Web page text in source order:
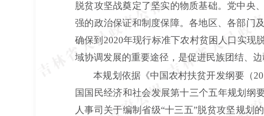
脱贫攻坚战奠定了坚实的物质基础。党中央
强的政治保证和制度保障。各地区、各部门
确保到2020年现行标准下农村贫困人口实现
域协调发展的重要途径，是促进民族团结、
本规划依据《中国农村扶贫开发纲要（
国国民经济和社会发展第十三个五年规划纲
人事司关于编制省级“十三五”脱贫攻坚规划